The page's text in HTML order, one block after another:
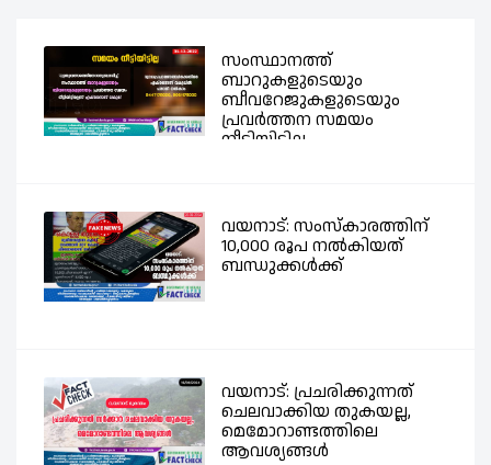
സംസ്ഥാനത്ത്
ബാറുകളുടെയും
ബീവറേജുകളുടെയും
പ്രവര്‍ത്തന സമയം
നീട്ടിയിട്ടില്ല -...
വയനാട്: സംസ്കാരത്തിന്
10,000 രൂപ നൽകിയത്
ബന്ധുക്കൾക്ക്
വയനാട്: പ്രചരിക്കുന്നത്
ചെലവാക്കിയ തുകയല്ല,
മെമോറാണ്ടത്തിലെ
ആവശ്യങ്ങൾ